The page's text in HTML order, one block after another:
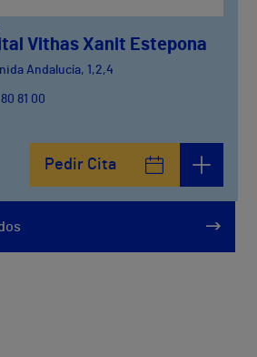
Vithas Xanit Estepona
Andalucía, 1,2,4
81 00
Pedir Cita